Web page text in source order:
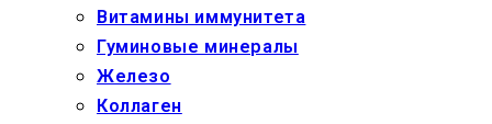
Витамины иммунитета
Гуминовые минералы
Железо
Коллаген